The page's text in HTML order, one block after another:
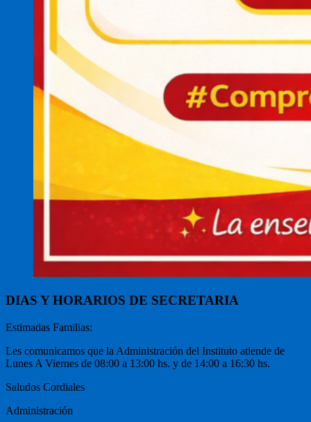
DIAS Y HORARIOS DE SECRETARIA
Estimadas Familias:
Les comunicamos que la Administración del Instituto atiende de
Lunes A Viernes de 08:00 a 13:00 hs. y de 14:00 a 16:30 hs.
Saludos Cordiales
Administración